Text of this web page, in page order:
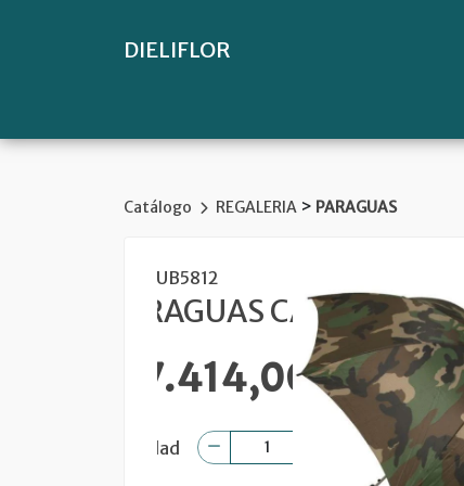
DIELIFLOR
Catálogo REGALERIA > PARAGUAS